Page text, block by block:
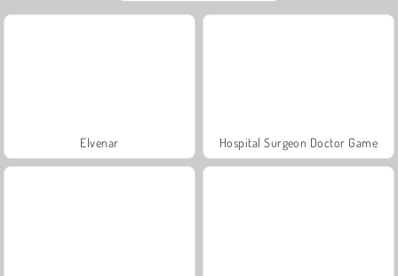
Elvenar Hospital Surgeon Doctor Game